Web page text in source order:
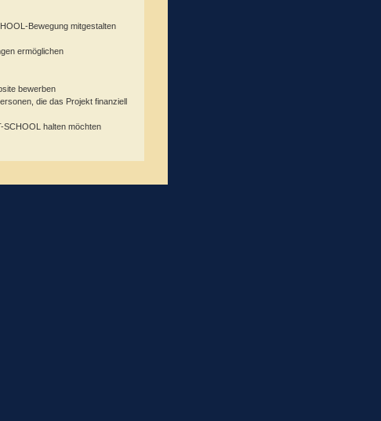
Bewegung mitgestalten
ermöglichen
bewerben
die das Projekt finanziell
SCHOOL halten möchten